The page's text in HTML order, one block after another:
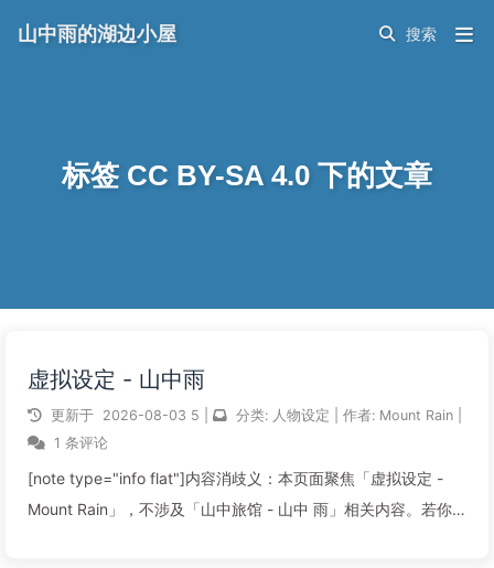
标签 CC BY-SA 4.0 下的文章
山中雨的湖边小屋
虚拟设定 - 山中雨
更新于 2026-08-03 5 分类: 人物设定 作者: Mount Rain
1 条评论
[note type="info flat"]内容消歧义：本页面聚焦「虚拟设定 -
Mount Rain」，不涉及「山中旅馆 - 山中 雨」相关内容。若你